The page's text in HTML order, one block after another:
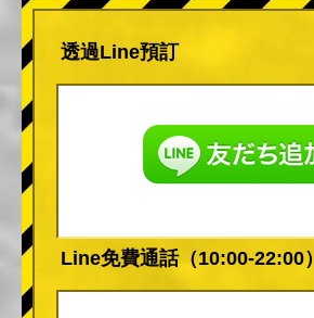
透過Line預訂
Line免費通話（10:00-22:00）